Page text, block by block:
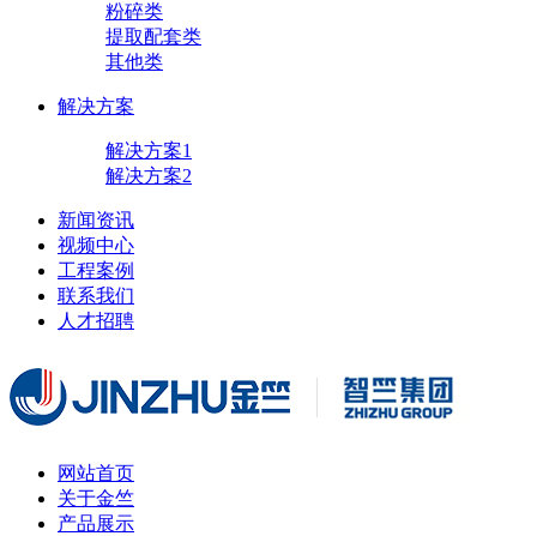
粉碎类
提取配套类
其他类
解决方案
解决方案1
解决方案2
新闻资讯
视频中心
工程案例
联系我们
人才招聘
网站首页
关于金竺
产品展示